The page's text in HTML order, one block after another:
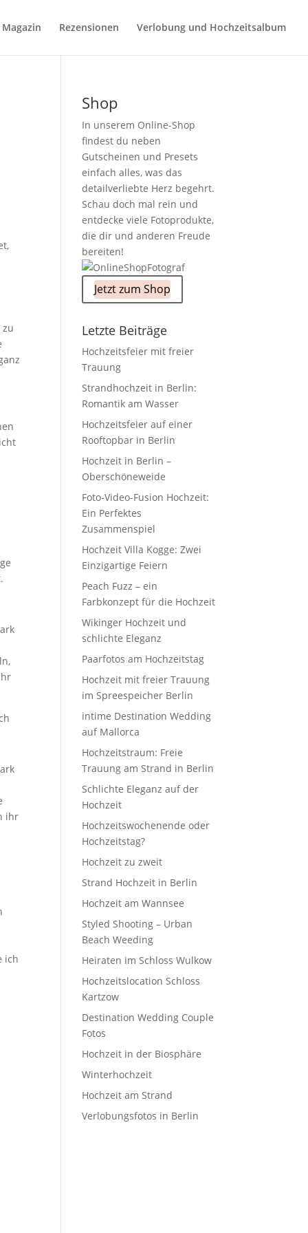
Magazin Rezensionen Verlobung und Hochzeitsalbum
ihr
ich
Shop
In unserem Online-Shop
findest du neben
Gutscheinen und Presets
einfach alles, was das
detailverliebte Herz begehrt.
Schau doch mal rein und
entdecke viele Fotoprodukte,
die dir und anderen Freude
bereiten!
Jetzt zum Shop
Letzte Beiträge
Hochzeitsfeier mit freier
Trauung
Strandhochzeit in Berlin:
Romantik am Wasser
Hochzeitsfeier auf einer
Rooftopbar in Berlin
Hochzeit in Berlin –
Oberschöneweide
Foto-Video-Fusion Hochzeit:
Ein Perfektes
Zusammenspiel
Hochzeit Villa Kogge: Zwei
Einzigartige Feiern
Peach Fuzz – ein
Farbkonzept für die Hochzeit
Wikinger Hochzeit und
schlichte Eleganz
Paarfotos am Hochzeitstag
Hochzeit mit freier Trauung
im Spreespeicher Berlin
intime Destination Wedding
auf Mallorca
Hochzeitstraum: Freie
Trauung am Strand in Berlin
Schlichte Eleganz auf der
Hochzeit
Hochzeitswochenende oder
Hochzeitstag?
Hochzeit zu zweit
Strand Hochzeit in Berlin
Hochzeit am Wannsee
Styled Shooting – Urban
Beach Weeding
Heiraten im Schloss Wulkow
Hochzeitslocation Schloss
Kartzow
Destination Wedding Couple
Fotos
Hochzeit in der Biosphäre
Winterhochzeit
Hochzeit am Strand
Verlobungsfotos in Berlin